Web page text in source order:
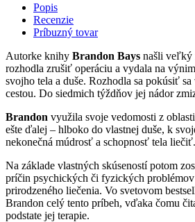
Popis
Recenzie
Príbuzný tovar
Autorke knihy Brandon Bays našli veľký
rozhodla zrušiť operáciu a vydala na
svojho tela a duše. Rozhodla sa pokúsiť
cestou. Do siedmich týždňov jej nádor
Brandon využila svoje vedomosti z
ešte ďalej – hlboko do vlastnej duše, k
nekonečná múdrosť a schopnosť tela liečiť.
Na základe vlastných skúseností potom
príčin psychických či fyzických problémov
prirodzeného liečenia. Vo svetovom
Brandon celý tento príbeh, vďaka čomu
podstate jej terapie.